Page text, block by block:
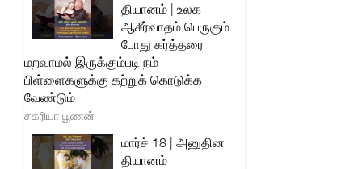
தியானம் | உலக
ஆசீர்வாதம் பெருகும்
போது கர்த்தரை
மறவாமல் இருக்கும்படி நம்
பிள்ளைகளுக்கு கற்றுக் கொடுக்க
வேண்டும்
சகரியா பூணன்
மார்ச் 18 | அனுதின
தியானம்